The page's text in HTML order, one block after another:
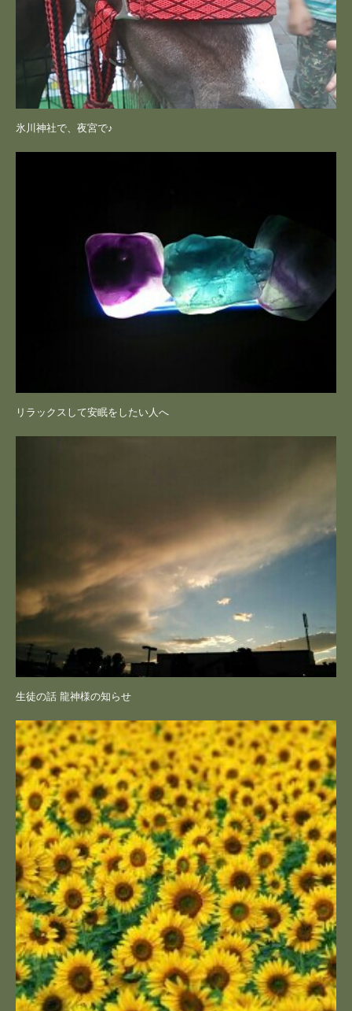
氷川神社で、夜宮で♪
リラックスして安眠をしたい人へ
生徒の話 龍神様の知らせ